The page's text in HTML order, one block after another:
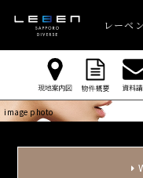
レーベ
image photo